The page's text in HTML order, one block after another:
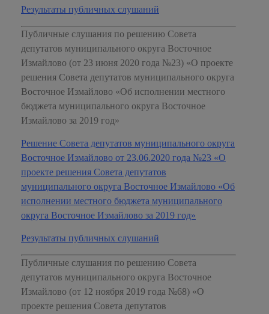
Результаты публичных слушаний
Публичные слушания по решению Совета
депутатов муниципального округа Восточное
Измайлово (от 23 июня 2020 года №23) «О проекте
решения Совета депутатов муниципального округа
Восточное Измайлово «Об исполнении местного
бюджета муниципального округа Восточное
Измайлово за 2019 год»
Решение Совета депутатов муниципального округа
Восточное Измайлово от 23.06.2020 года №23 «О
проекте решения Совета депутатов
муниципального округа Восточное Измайлово «Об
исполнении местного бюджета муниципального
округа Восточное Измайлово за 2019 год»
Результаты публичных слушаний
Публичные слушания по решению Совета
депутатов муниципального округа Восточное
Измайлово (от 12 ноября 2019 года №68) «О
проекте решения Совета депутатов